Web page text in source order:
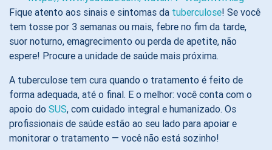
Fique atento aos sinais e sintomas da tuberculose! Se você
tem tosse por 3 semanas ou mais, febre no fim da tarde,
suor noturno, emagrecimento ou perda de apetite, não
espere! Procure a unidade de saúde mais próxima.
A tuberculose tem cura quando o tratamento é feito de
forma adequada, até o final. E o melhor: você conta com o
apoio do SUS, com cuidado integral e humanizado. Os
profissionais de saúde estão ao seu lado para apoiar e
monitorar o tratamento — você não está sozinho!